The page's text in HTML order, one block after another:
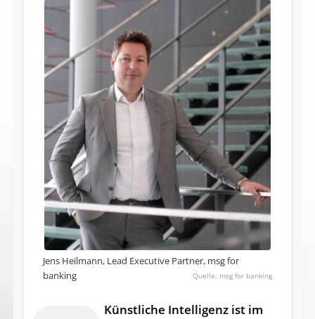
Jens Heilmann, Lead Executive Partner, msg for
banking
msg for banking
Künstliche Intelligenz ist im